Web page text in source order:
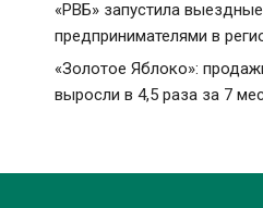
«РВБ» запустила
предпринимателями в
«Золотое Яблоко»:
выросли в 4,5 раза за 7